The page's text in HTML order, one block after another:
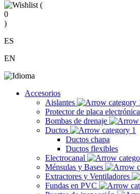
(
0
)
ES
EN
Accesorios
Aislantes
Protector de placa electrónica
Bombas de drenaje
Ductos
Ductos chapa
Ductos flexibles
Electrocanal
Ménsulas y Bases
Extractores y Ventiladores
Fundas en PVC